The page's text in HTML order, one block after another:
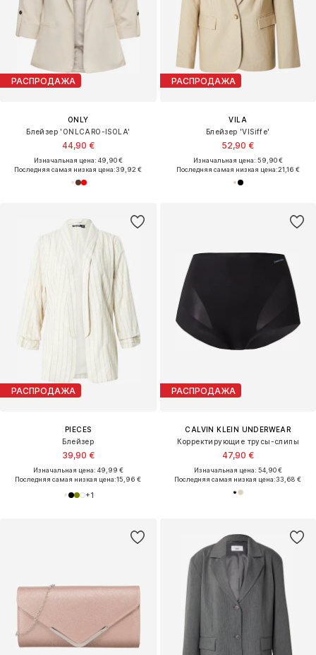
РАСПРОДАЖА
ONLY
Блейзер 'ONLCARO-ISOLA'
44,90 €
Изначальная цена: 49,90 €
Последняя самая низкая цена:39,92 €
РАСПРОДАЖА
VILA
Блейзер 'VISiffe'
52,90 €
Изначальная цена: 59,90 €
Последняя самая низкая цена:21,16 €
РАСПРОДАЖА
PIECES
Блейзер
39,90 €
Изначальная цена: 49,99 €
Последняя самая низкая цена:15,96 €
+1
РАСПРОДАЖА
CALVIN KLEIN UNDERWEAR
Корректирующие трусы-слипы
47,90 €
Изначальная цена: 54,90 €
Последняя самая низкая цена:33,68 €